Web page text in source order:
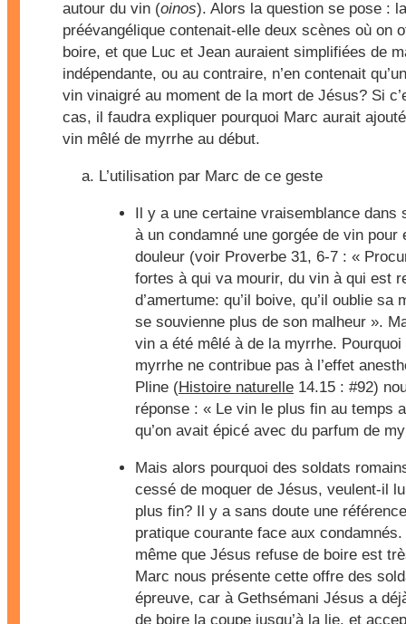
autour du vin (oinos). Alors la question se pose :
préévangélique contenait-elle deux scènes où on
boire, et que Luc et Jean auraient simplifiées de
indépendante, ou au contraire, n’en contenait
vin vinaigré au moment de la mort de Jésus? Si
cas, il faudra expliquer pourquoi Marc aurait
vin mêlé de myrrhe au début.
L’utilisation par Marc de ce geste
Il y a une certaine vraisemblance dans
à un condamné une gorgée de vin pour
douleur (voir Proverbe 31, 6-7 : «
fortes à qui va mourir, du vin à qui est
d’amertume: qu’il boive, qu’il oublie sa
se souvienne plus de son malheur ».
vin a été mêlé à de la myrrhe.
myrrhe ne contribue pas à l’effet
Pline (Histoire naturelle 14.15 : #92)
réponse : « Le vin le plus fin au temps
qu’on avait épicé avec du parfum de
Mais alors pourquoi des soldats
cessé de moquer de Jésus, veulent-il
plus fin? Il y a sans doute une
pratique courante face aux
même que Jésus refuse de boire est
Marc nous présente cette offre des
épreuve, car à Gethsémani Jésus a
de boire la coupe jusqu’à la lie, et